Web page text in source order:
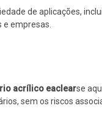
de aplicações,
empresas.
acrílico eaclearse
sem os riscos